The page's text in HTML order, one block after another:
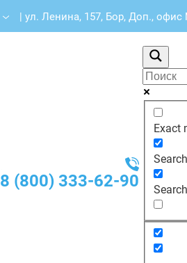
| ул. Ленина, 157, Бор, Доп.,
8 (800) 333-62-90
Exact